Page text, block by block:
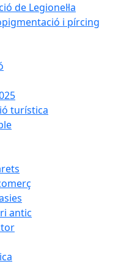
de Legionel·la
i pírcing
turística
antic